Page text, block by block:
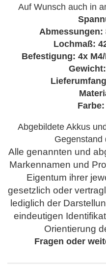
Auf Wunsch auch in
Abmessungen:
Lochmaß:
Befestigung: 4x
Abgebildete Akkus
Gegenstand
Alle genannten und
Markennamen und
Eigentum ihrer
gesetzlich oder
lediglich der
eindeutigen
Orientierung
Fragen oder